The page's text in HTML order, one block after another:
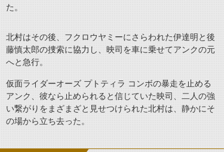
た。
北村はその後、フクロウヤミーにさらわれた伊達明と後
藤慎太郎の捜索に協力し、映司を車に乗せてアンクの元
へと急行。
仮面ライダーオーズ プトティラ コンボの暴走を止める
アンク、彼なら止められると信じていた映司、二人の強
い繋がりをまざまざと見せつけられた北村は、静かにそ
の場から立ち去った。